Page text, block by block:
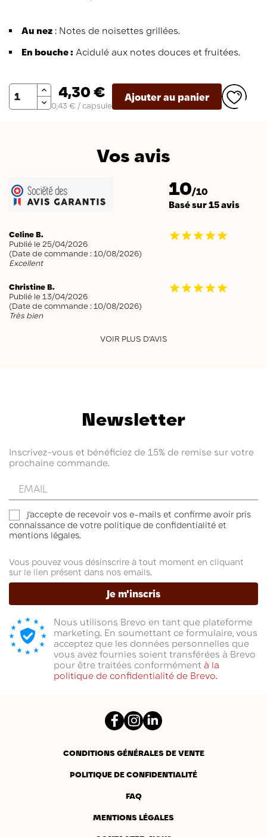
Au nez : Notes de noisettes grillées.
En bouche : Acidulé aux notes douces et fruitées.
Quantité 4,30 €
0,43 € / capsule
Ajouter au panier
Vos avis
10/10
Basé sur 15 avis
Celine B.
Publié le 25/04/2026
(Date de commande : 10/08/2026)
Excellent
Christine B.
Publié le 13/04/2026
(Date de commande : 10/08/2026)
Très bien
VOIR PLUS D'AVIS
Newsletter
Inscrivez-vous et bénéficiez de 15% de remise sur votre
prochaine commande.
Entrez
votre
email
J'accepte de recevoir vos e-mails et confirme avoir pris
connaissance de votre politique de confidentialité et
mentions légales.
Vous pouvez vous désinscrire à tout moment en cliquant
sur le lien présent dans nos emails.
Je m'inscris
Nous utilisons Brevo en tant que plateforme
marketing. En soumettant ce formulaire, vous
acceptez que les données personnelles que
vous avez fournies soient transférées à Brevo
pour être traitées conformément à la
politique de confidentialité de Brevo.
CONDITIONS GÉNÉRALES DE VENTE
POLITIQUE DE CONFIDENTIALITÉ
FAQ
MENTIONS LÉGALES
Facebook
Instagram
LinkedIn